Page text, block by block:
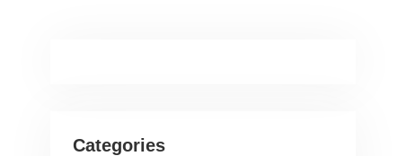
Categories